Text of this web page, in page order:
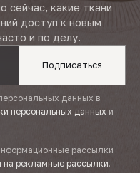
какие ткани
доступ к новым
и по делу.
Подписаться
данных в
персональных данных и
рассылки
на рекламные рассылки.